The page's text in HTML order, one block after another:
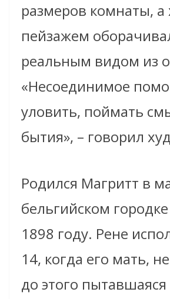
размеров комнаты, а
пейзажем
реальным видом из
«Несоединимое
уловить, поймать
бытия», – говорил
Родился Магритт в
бельгийском
1898 году. Рене
14, когда его мать,
до этого пытавшаяся